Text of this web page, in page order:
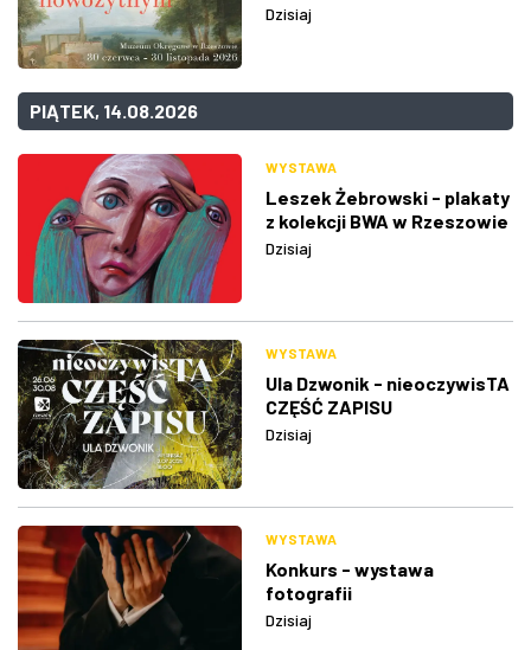
Dzisiaj
PIĄTEK, 14.08.2026
WYSTAWA
Leszek Żebrowski - plakaty
z kolekcji BWA w Rzeszowie
Dzisiaj
WYSTAWA
Ula Dzwonik - nieoczywisTA
CZĘŚĆ ZAPISU
Dzisiaj
WYSTAWA
Konkurs - wystawa
fotografii
Dzisiaj